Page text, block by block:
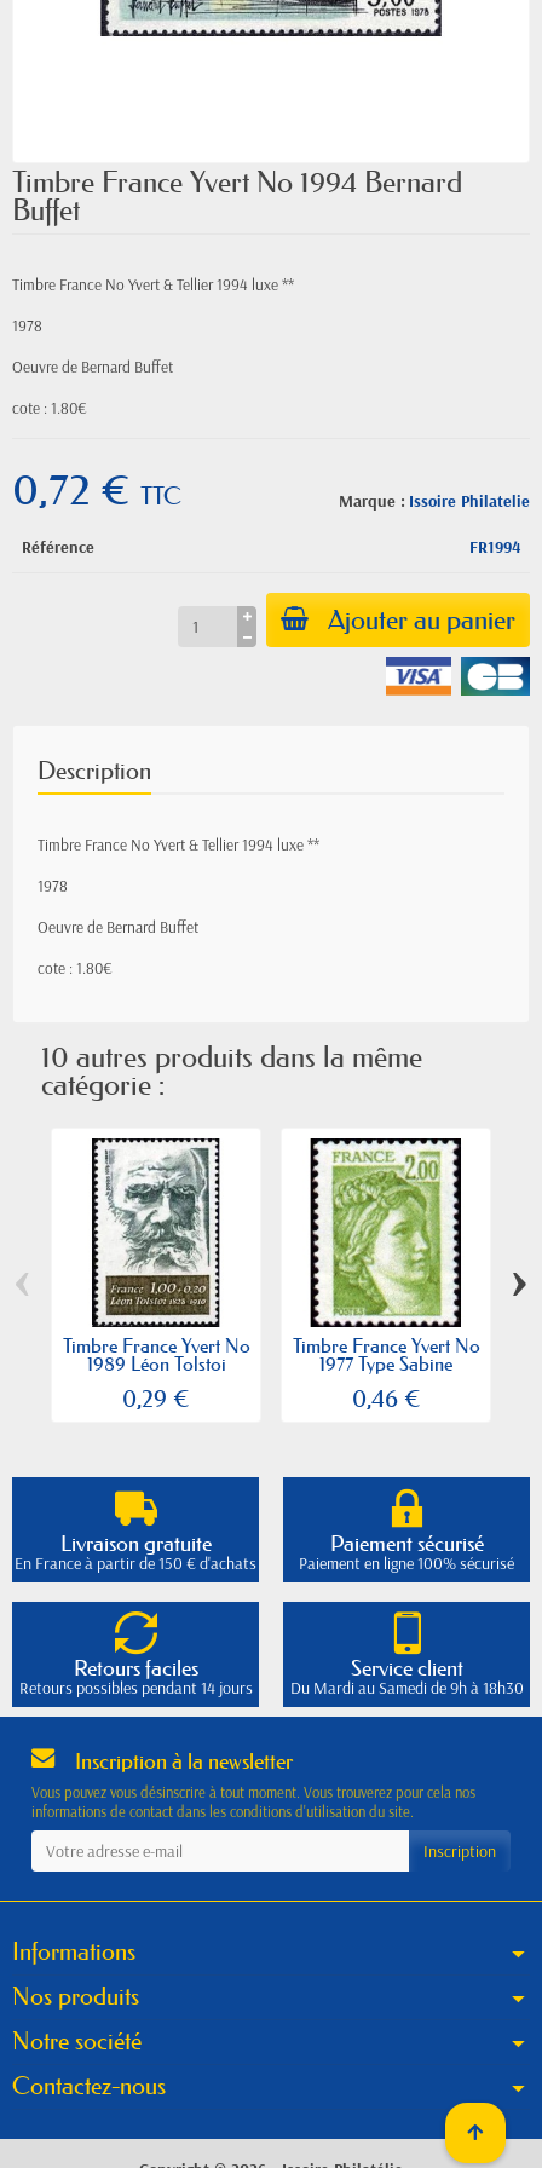
Timbre France Yvert No 1994 Bernard
Buffet
Timbre France No Yvert & Tellier 1994 luxe **
1978
Oeuvre de Bernard Buffet
cote : 1.80€
Marque : Issoire Philatelie
0,72 € TTC
Référence FR1994
Ajouter au panier
Description
Timbre France No Yvert & Tellier 1994 luxe **
1978
Oeuvre de Bernard Buffet
cote : 1.80€
10 autres produits dans la même
catégorie :
Timbre France Yvert No
1989 Léon Tolstoi
0,29 €
Timbre France Yvert No
1977 Type Sabine
0,46 €
‹ ›
Livraison gratuite
En France à partir de 150 € d'achats
Paiement sécurisé
Paiement en ligne 100% sécurisé
Retours faciles
Retours possibles pendant 14 jours
Service client
Du Mardi au Samedi de 9h à 18h30
Inscription à la newsletter
Vous pouvez vous désinscrire à tout moment. Vous trouverez pour cela nos
informations de contact dans les conditions d'utilisation du site.
Informations
Nos produits
Notre société
Contactez-nous